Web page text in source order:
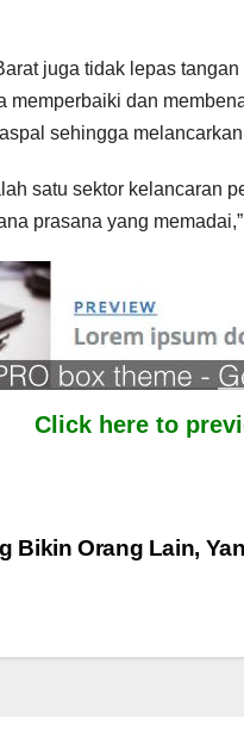
juga tidak lepas
memperbaiki dan
sehingga melancarkan
satu sektor kelancaran
prasana yang
Click here to
Bikin Orang Lain,